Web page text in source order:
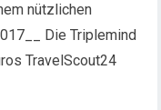
nützlichen
Die Triplemind
TravelScout24